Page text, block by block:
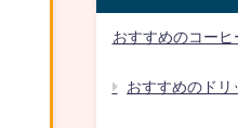
おすすめのコーヒ
おすすめのドリ